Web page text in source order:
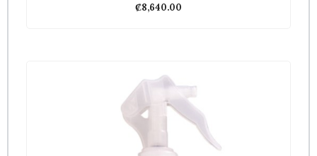
₡8,640.00